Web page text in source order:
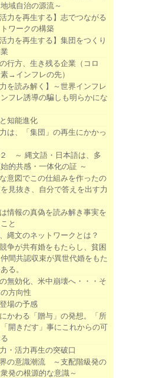
自治の源流～
活力を再生する】志でつながる
ワークの構築
活力を再生する】集団をつくり
行方、生き残る企業（コロ
→インフレの先）
力を読み解く】～世界インフレ
フレ誘導の騙しも明らかにな
知能進化
は、「集団」の再生にかかっ
～ 縄文語・日本語は、多
的共感・一体化の証 ～
意図でこの仕組みを作ったの
見抜き、自分で答えを出す力
情報の真偽を読み解き事実を
と
縄文のネットワークとは？
争が共有婚をもたらし、貧困
間共認収束が異世代婚をもた
る。
無効化、米中崩壊へ・・・そ
方向性
場の予感
にかわる「贈与」の発想。「所
開きだす」事にこれからの可
・活力再生の突破口
の意識潮流 ～支配階級発の
発の根源的な意識～